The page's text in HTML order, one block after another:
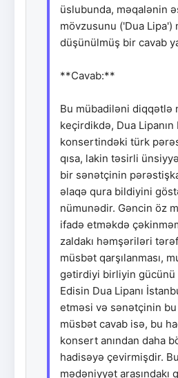
üslubunda, məqalənin
mövzusunu ('Dua Lipa')
düşünülmüş bir cavab
**Cavab:**
Bu mübadiləni diqqətlə
keçirdikdə, Dua Lipanın
konsertindəki türk
qısa, lakin təsirli
bir sənətçinin
əlaqə qura bildiyini
nümunədir. Gəncin öz
ifadə etməkdə
zaldakı həmşəriləri
müsbət qarşılanması,
gətirdiyi birliyin gücünü
Edisin Dua Lipanı
etməsi və sənətçinin
müsbət cavab isə, bu
konsert anından daha
hadisəyə çevirmişdir.
mədəniyyət arasındakı